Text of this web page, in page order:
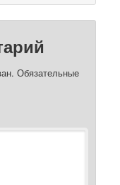
Обязательные